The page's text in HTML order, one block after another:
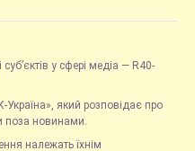
у сфері медіа — R40-
який розповідає про
поза новинами.
належать їхнім